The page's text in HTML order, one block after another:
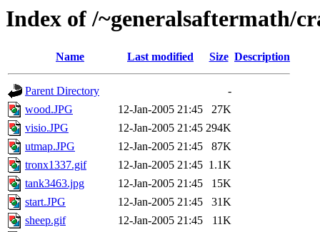
Index of /~generalsaftermath/
Name Last modified Size Description
Parent Directory
-
wood.JPG
12-Jan-2005 21:45
27K
visio.JPG
12-Jan-2005 21:45 294K
utmap.JPG
12-Jan-2005 21:45
87K
tronx1337.gif
12-Jan-2005 21:45 1.1K
tank3463.jpg
12-Jan-2005 21:45
15K
start.JPG
12-Jan-2005 21:45
31K
sheep.gif
12-Jan-2005 21:45
11K